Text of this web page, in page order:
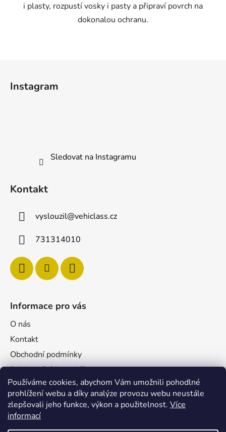
Používáme cookies, abychom Vám umožnili pohodlné
prohlížení webu a díky analýze provozu webu neustále
zlepšovali jeho funkce, výkon a použitelnost. Více
informací
i plasty, rozpustí vosky i pasty a připraví povrch na
dokonalou ochranu.
Instagram
Sledovat na Instagramu
Kontakt
vyslouzil@vehiclass.cz
731314010
Informace pro vás
O nás
Kontakt
Obchodní podmínky
Reklamační formulář
Podmínky ochrany osobních údajů
Velkoobchod
Pro firmy